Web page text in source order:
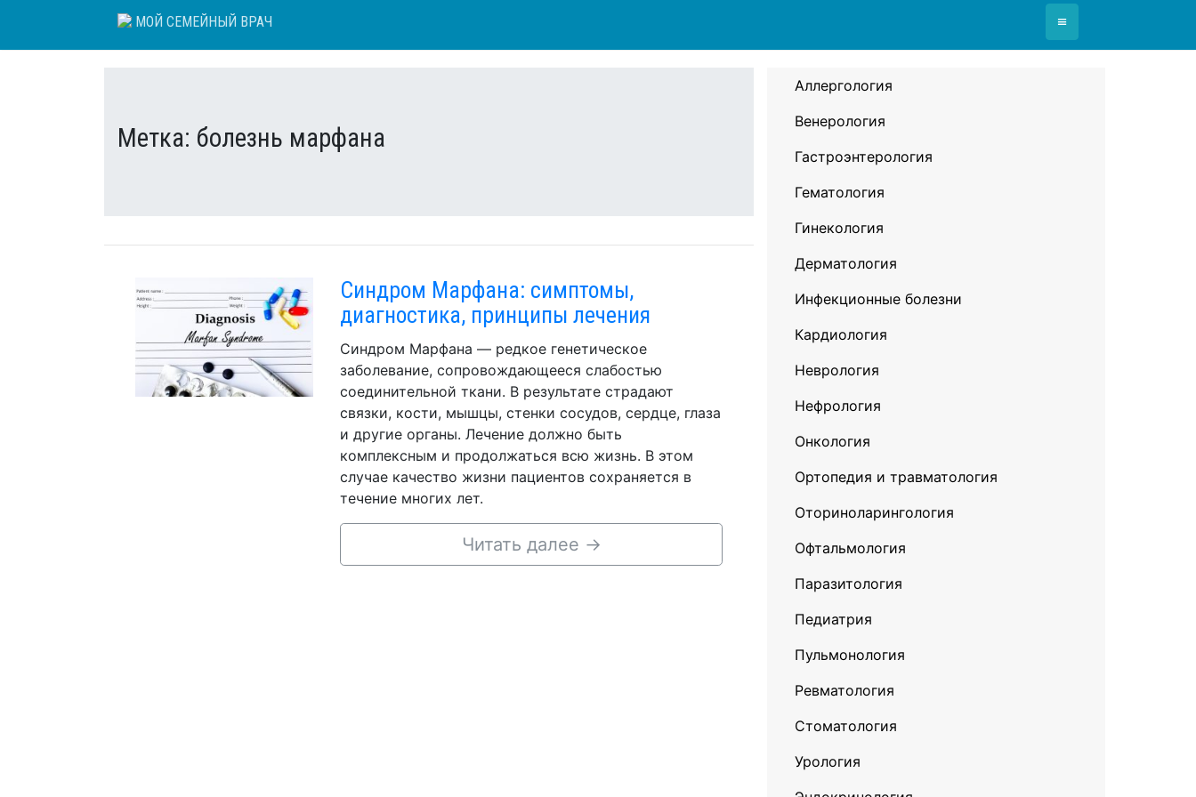
content
МОЙ СЕМЕЙНЫЙ ВРАЧ ≡
Метка: болезнь марфана
Синдром Марфана: симптомы,
диагностика, принципы лечения
Синдром Марфана — редкое генетическое
заболевание, сопровождающееся слабостью
соединительной ткани. В результате страдают
связки, кости, мышцы, стенки сосудов, сердце, глаза
и другие органы. Лечение должно быть
комплексным и продолжаться всю жизнь. В этом
случае качество жизни пациентов сохраняется в
течение многих лет.
Читать далее →
Аллергология
Венерология
Гастроэнтерология
Гематология
Гинекология
Дерматология
Инфекционные болезни
Кардиология
Неврология
Нефрология
Онкология
Ортопедия и травматология
Оториноларингология
Офтальмология
Паразитология
Педиатрия
Пульмонология
Ревматология
Стоматология
Урология